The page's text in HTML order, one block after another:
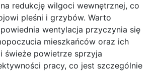
redukcję wilgoci wewnętrznej, co
pleśni i grzybów. Warto
wentylacja przyczynia się
mieszkańców oraz ich
świeże powietrze sprzyja
pracy, co jest szczególnie